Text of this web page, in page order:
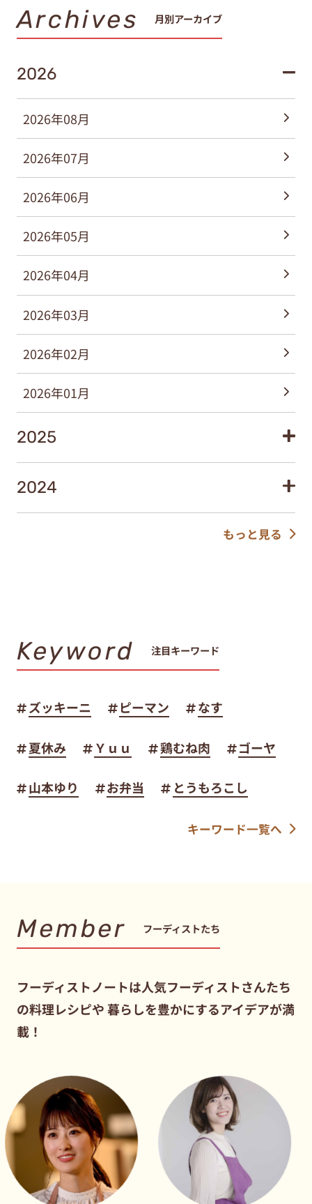
Archives 月別アーカイブ
2026
2026年08月
2026年07月
2026年06月
2026年05月
2026年04月
2026年03月
2026年02月
2026年01月
2025
2024
もっと見る
Keyword 注目キーワード
ズッキーニ ピーマン なす
夏休み Ｙｕｕ 鶏むね肉 ゴーヤ
山本ゆり お弁当 とうもろこし
キーワード一覧へ
Member フーディストたち
フーディストノートは人気フーディストさんたち
の料理レシピや暮らしを豊かにするアイデアが満
載！